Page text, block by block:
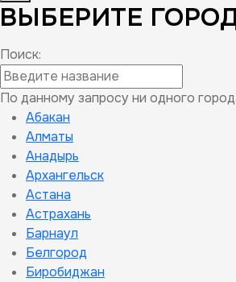
ВЫБЕРИТЕ
Поиск:
По данному запросу ни одного
Абакан
Алматы
Анадырь
Архангельск
Астана
Астрахань
Барнаул
Белгород
Биробиджан